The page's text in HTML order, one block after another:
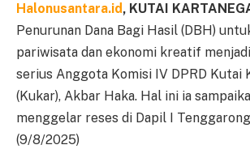
Halonusantara.id, KUTAI
Penurunan Dana Bagi Hasil (DBH)
pariwisata dan ekonomi kreatif
serius Anggota Komisi IV DPRD Kutai
(Kukar), Akbar Haka. Hal ini ia
menggelar reses di Dapil I
(9/8/2025)